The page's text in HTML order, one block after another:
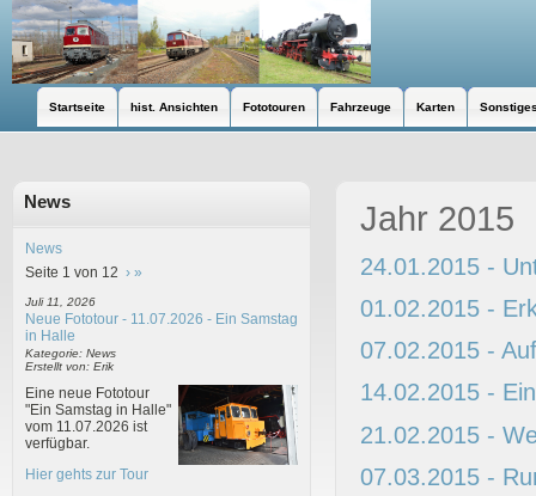
Startseite hist. Ansichten Fototouren Fahrzeuge Karten
News
News
Seite 1 von 12 › »
Juli 11, 2026
Neue Fototour - 11.07.2026 - Ein Samstag
in Halle
Kategorie: News
Erstellt von: Erik
Eine neue Fototour
"Ein Samstag in Halle"
vom 11.07.2026 ist
verfügbar.
Hier gehts zur Tour
Jahr 2015
24.01.2015 -
01.02.2015 -
07.02.2015 -
14.02.2015 -
21.02.2015 -
07.03.2015 -